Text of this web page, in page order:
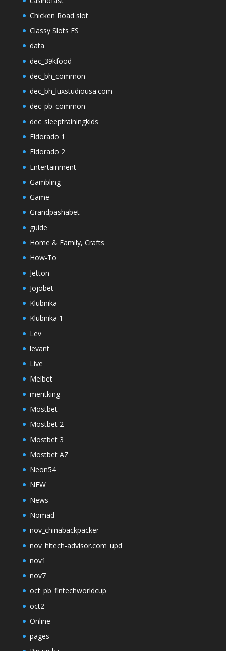
Chicken Road slot
Classy Slots ES
data
dec_39kfood
dec_bh_common
dec_bh_luxstudiousa.com
dec_pb_common
dec_sleeptrainingkids
Eldorado 1
Eldorado 2
Entertainment
Gambling
Game
Grandpashabet
guide
Home & Family, Crafts
How-To
Jetton
Jojobet
Klubnika
Klubnika 1
Lev
levant
Live
Melbet
meritking
Mostbet
Mostbet 2
Mostbet 3
Mostbet AZ
Neon54
NEW
News
Nomad
nov_chinabackpacker
nov_hitech-advisor.com_upd
nov1
nov7
oct_pb_fintechworldcup
oct2
Online
pages